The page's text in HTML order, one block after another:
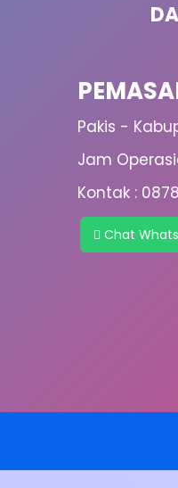
Pakis -
Jam
Kontak :
Chat